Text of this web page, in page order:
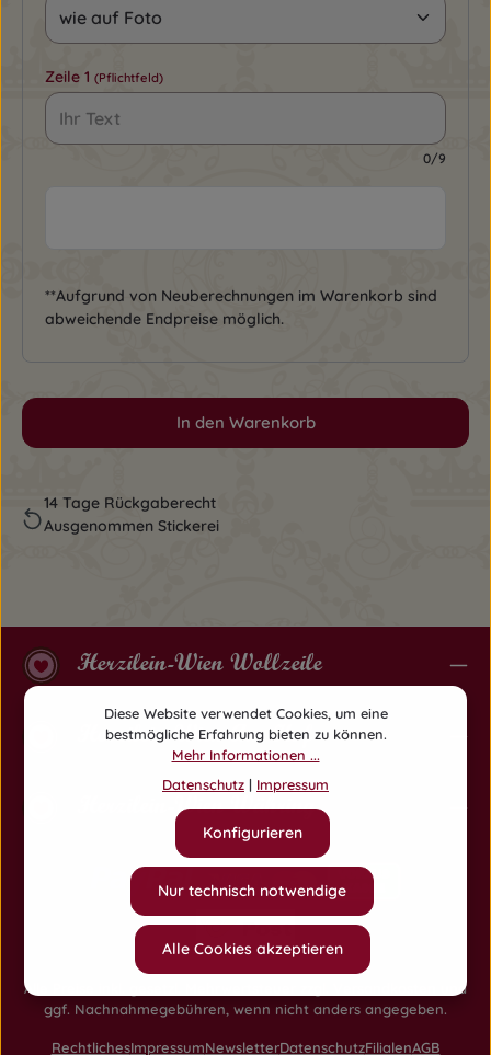
Zeile 1 (Pflichtfeld)
0/9
**Aufgrund von Neuberechnungen im Warenkorb sind
abweichende Endpreise möglich.
In den Warenkorb
14 Tage Rückgaberecht
Ausgenommen Stickerei
Herzilein-Wien Wollzeile
Herzilein-Wien Am Hof
Herzilein-Wien Währing
Alle Preise inkl. gesetzl. Mehrwertsteuer zzgl.
und
ggf. Nachnahmegebühren, wenn nicht anders angegeben.
RechtlichesImpressumNewsletterDatenschutzFilialenAGB
Diese Website verwendet Cookies, um eine
bestmögliche Erfahrung bieten zu können.
Mehr Informationen ...
Datenschutz | Impressum
Nur technisch notwendige
Konfigurieren
Alle Cookies akzeptieren